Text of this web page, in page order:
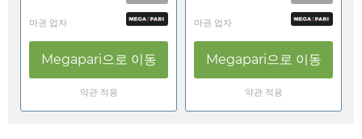
마권 업자
Megapari으로 이동
약관 적용
마권 업자
Megapari으로 이동
약관 적용